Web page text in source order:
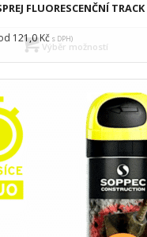
FLUORESCENČNÍ TRACK
121,0Kčs DPH)
Výběr možností